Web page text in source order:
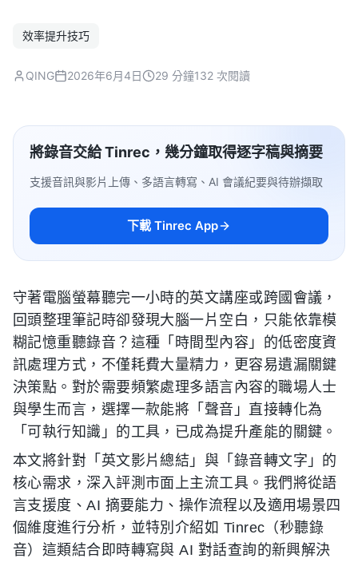
效率提升技巧
QING 2026年6月4日 29 分鐘132 次閱讀
將錄音交給 Tinrec，幾分鐘取得逐字稿與摘要
支援音訊與影片上傳、多語言轉寫、AI 會議紀要與待辦擷取
下載 Tinrec App
守著電腦螢幕聽完一小時的英文講座或跨國會議，
回頭整理筆記時卻發現大腦一片空白，只能依靠模
糊記憶重聽錄音？這種「時間型內容」的低密度資
訊處理方式，不僅耗費大量精力，更容易遺漏關鍵
決策點。對於需要頻繁處理多語言內容的職場人士
與學生而言，選擇一款能將「聲音」直接轉化為
「可執行知識」的工具，已成為提升產能的關鍵。
本文將針對「英文影片總結」與「錄音轉文字」的
核心需求，深入評測市面上主流工具。我們將從語
言支援度、AI 摘要能力、操作流程以及適用場景四
個維度進行分析，並特別介紹如 Tinrec（秒聽錄
音）這類結合即時轉寫與 AI 對話查詢的新興解決